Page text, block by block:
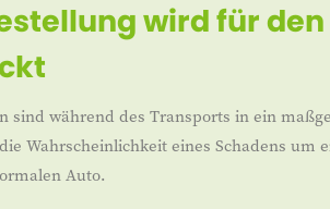
wird für
sind während des Transports in ein
Wahrscheinlichkeit eines Schadens um
Auto.